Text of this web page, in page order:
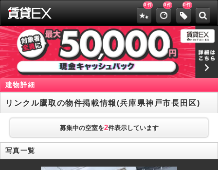
0 件 0件 0件
建物詳細
リンクル鷹取の物件掲載情報(兵庫県神戸市長田区)
募集中の空室を2件表示しています
写真一覧